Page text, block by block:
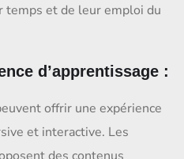
temps et de leur emploi du
d’apprentissage :
offrir une expérience
et interactive. Les